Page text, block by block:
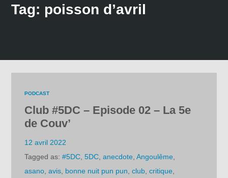
Tag: poisson d’avril
PODCAST
Club #5DC – Episode 02 – La 5e
de Couv’
12 avril 2022
Tagged as:#5DC ,5DC ,anecdote ,Angoulême
asano ,avis bonne nuit pun pun ,club ,critique